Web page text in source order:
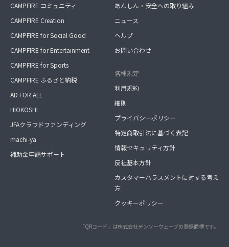
CAMPFIRE コミュニティ
CAMPFIRE Creation
CAMPFIRE for Social Good
CAMPFIRE for Entertainment
CAMPFIRE for Sports
CAMPFIRE ふるさと納税
AD FOR ALL
HIOKOSHI
JFAクラウドファンディング
machi-ya
補助金申請サポート
あんしん・安全への取り組み
ニュース
ヘルプ
お問い合わせ
各種規定
利用規約
細則
プライバシーポリシー
特定商取引法に基づく表記
情報セキュリティ方針
反社基本方針
カスタマーハラスメントに対する考え
方
クッキーポリシー
「QRコード」は株式会社デンソーウェーブの登録商標です。